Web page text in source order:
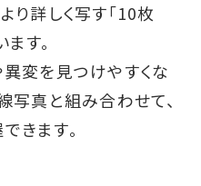
り詳しく写す「10枚
す。
変を見つけやすくな
写真と組み合わせて、
きます。